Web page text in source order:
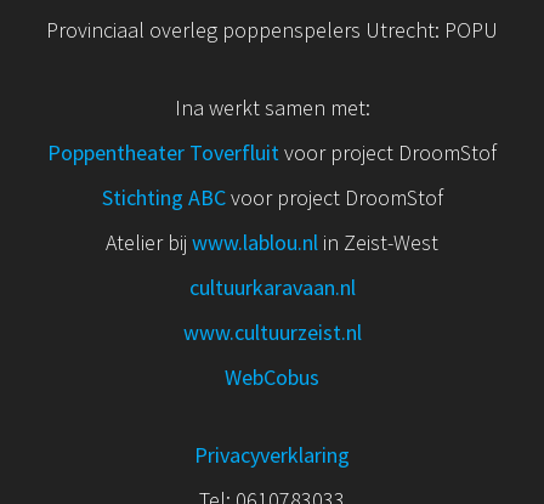
Provinciaal overleg poppenspelers Utrecht: POPU
Ina werkt samen met:
Poppentheater Toverfluitvoor project DroomStof
Stichting ABCvoor project DroomStof
Atelier bij www.lablou.nl in Zeist-West
cultuurkaravaan.nl
www.cultuurzeist.nl
WebCobus
Privacyverklaring